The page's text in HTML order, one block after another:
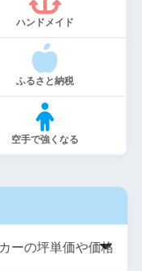
ハンドメイド
ふるさと納税
空手で強くなる